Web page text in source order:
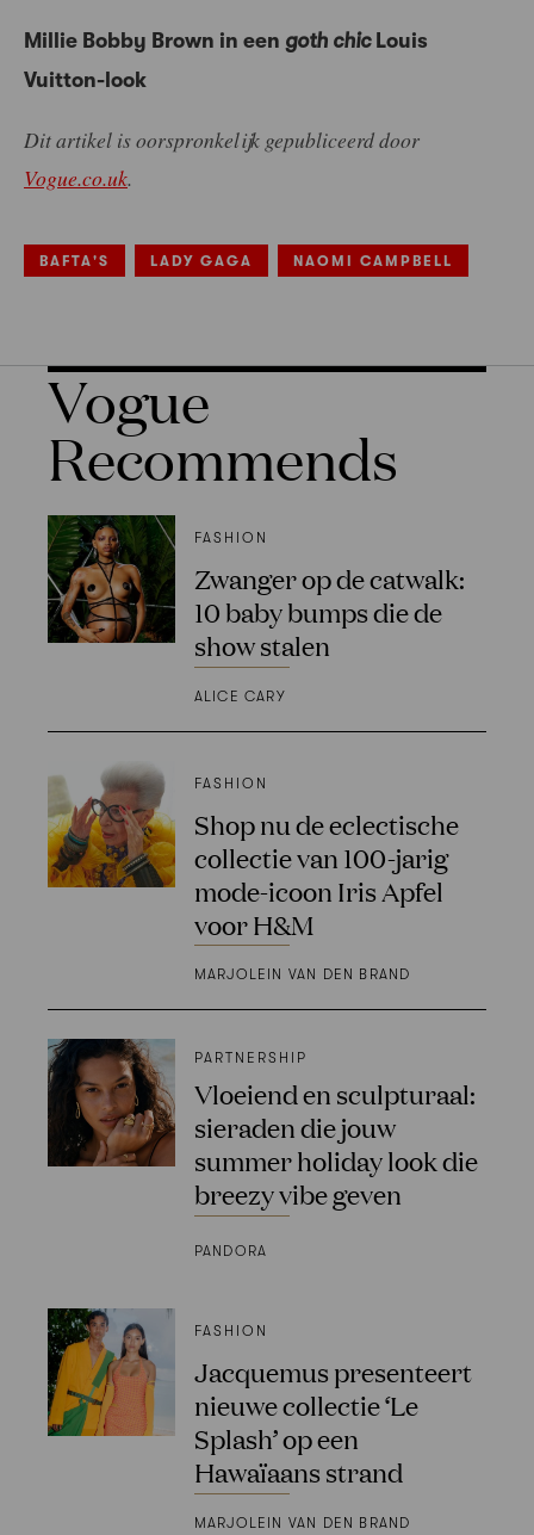
Millie Bobby Brown in een goth chicLouis
Vuitton-look
Dit artikel is oorspronkelijk gepubliceerd door
Vogue.co.uk.
BAFTA'S LADY GAGA NAOMI CAMPBELL
Vogue
Recommends
FASHION
Zwanger op de catwalk:
10 baby bumps die de
show stalen
ALICE CARY
FASHION
Shop nu de eclectische
collectie van 100-jarig
mode-icoon Iris Apfel
voor H&M
MARJOLEIN VAN DEN BRAND
PARTNERSHIP
Vloeiend en sculpturaal:
sieraden die jouw
summer holiday look die
breezy vibe geven
PANDORA
FASHION
Jacquemus presenteert
nieuwe collectie ‘Le
Splash’ op een
Hawaïaans strand
MARJOLEIN VAN DEN BRAND